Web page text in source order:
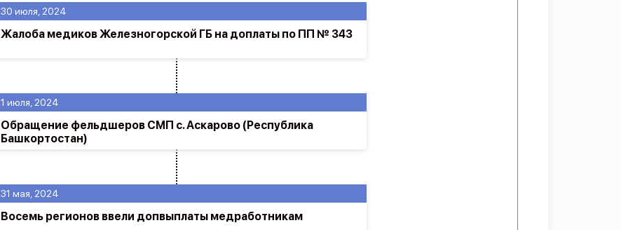
31 мая, 2024
Восемь регионов ввели допвыплаты медработникам
1 июля, 2024
Обращение фельдшеров СМП с. Аскарово (Республика
Башкортостан)
30 июля, 2024
Жалоба медиков Железногорской ГБ на доплаты по ПП № 343